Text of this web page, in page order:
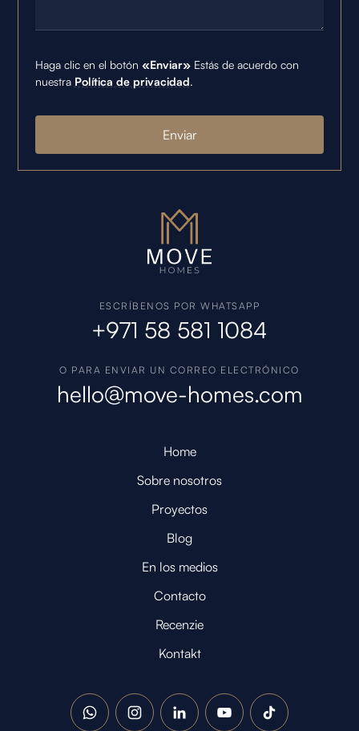
ESCRÍBENOS POR WHATSAPP
+971 58 581 1084
O PARA ENVIAR UN CORREO ELECTRÓNICO
hello@move-homes.com
Home
Sobre nosotros
Proyectos
Blog
En los medios
Contacto
Recenzie
Kontakt
WhatsAppInstagramLinkedInYouTubeTikTok
Haga clic en el botón «Enviar»Estás de acuerdo con
nuestra Política de privacidad.